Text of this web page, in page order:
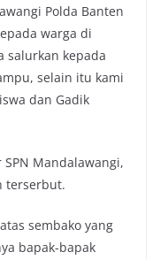
Polda Banten
warga di
salurkan kepada
selain itu kami
dan Gadik
Mandalawangi,
terserbut.
sembako yang
bapak-bapak